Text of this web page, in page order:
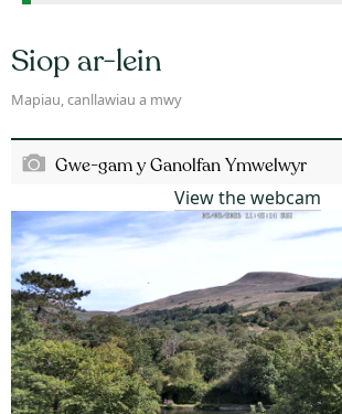
Siop ar-lein
Mapiau, canllawiau a mwy
Gwe-gam y Ganolfan Ymwelwyr
View the webcam